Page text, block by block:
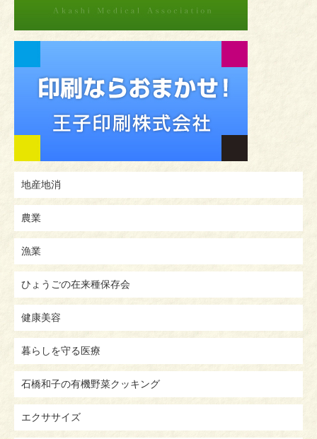
地産地消
農業
漁業
ひょうごの在来種保存会
健康美容
暮らしを守る医療
石橋和子の有機野菜クッキング
エクササイズ